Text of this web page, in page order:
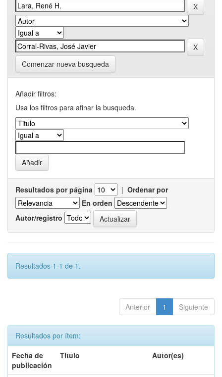
Comenzar nueva busqueda
Añadir filtros:
Usa los filtros para afinar la busqueda.
Resultados por página | Ordenar por
En orden
Autor/registro
Resultados 1-1 de 1.
Anterior 1 Siguiente
Resultados por ítem:
Fecha de
publicación
Título Autor(es)